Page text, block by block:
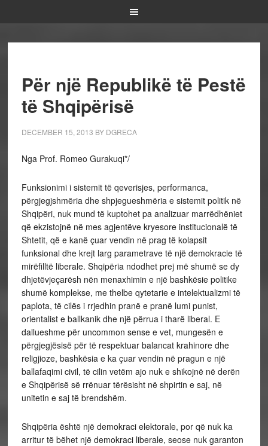
Për një Republikë të Pestë
të Shqipërisë
DECEMBER 15, 2013 BY DGRECA
Nga Prof. Romeo Gurakuqi*/
Funksionimi i sistemit të qeverisjes, performanca,
përgjegjshmëria dhe shpjegueshmëria e sistemit politik në
Shqipëri, nuk mund të kuptohet pa analizuar marrëdhëniet
që ekzistojnë në mes agjentëve kryesore institucionalë të
Shtetit, që e kanë çuar vendin në prag të kolapsit
funksional dhe krejt larg parametrave të një demokracie të
mirëfilltë liberale. Shqipëria ndodhet prej më shumë se dy
dhjetëvjeçarësh nën menaxhimin e një bashkësie politike
shumë komplekse, me thelbe qytetarie e intelektualizmi të
paplota, të cilës i rrjedhin pranë e pranë lumi punist,
orientalist e ballkanik dhe një përrua i tharë liberal. E
dallueshme për uncommon sense e vet, mungesën e
përgjegjësisë për të respektuar balancat krahinore dhe
religjioze, bashkësia e ka çuar vendin në pragun e një
ballafaqimi civil, të cilin vetëm ajo nuk e shikojnë në derën
e Shqipërisë së rrënuar tërësisht në shpirtin e saj, në
unitetin e saj të brendshëm.
Shqipëria është një demokraci elektorale, por që nuk ka
arritur të bëhet një demokraci liberale, seose nuk garanton